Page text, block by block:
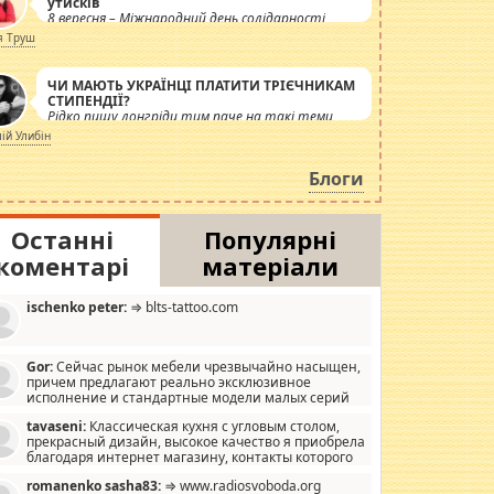
8 вересня – Міжнародний день солідарності
журналістів.
Труш
ЧИ МАЮТЬ УКРАЇНЦІ ПЛАТИТИ ТРІЄЧНИКАМ
СТИПЕНДІЇ?
Рідко пишу лонгріди тим паче на такі теми,
але вже просто дістало! Обурюють сьогоднішні
інсенуації навколо стипендіального питання.
Штучно роздувається ще одна соціальна
катастрофа.
Улибін
Блоги
Останні
Популярні
матеріали
ischenko peter: ⇒ blts-tattoo.com
Gor:Сейчас рынок мебели чрезвычайно насыщен,
причем предлагают реально эксклюзивное
исполнение и стандартные модели малых серий
мало походит на стандартные формы, в MebelOk,
и что главное - со вкусом все в порядке,
ненужных наворотов удорожающих мебель, а это не
tavaseni: Классическая кухня с угловым столом,
прекрасный дизайн, высокое качество я приобрела
благодаря интернет магазину, контакты которого
romanenko sasha83: ⇒ www.radiosvoboda.org